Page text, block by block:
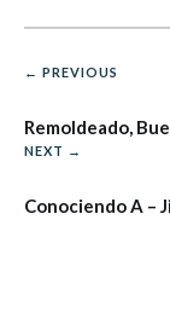
← PREVIOUS
Remoldeado,
NEXT →
Conociendo A –